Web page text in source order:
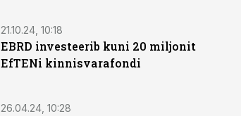
21.10.24, 10:18
EBRD investeerib kuni 20 miljonit
EfTENi kinnisvarafondi
26.04.24, 10:28